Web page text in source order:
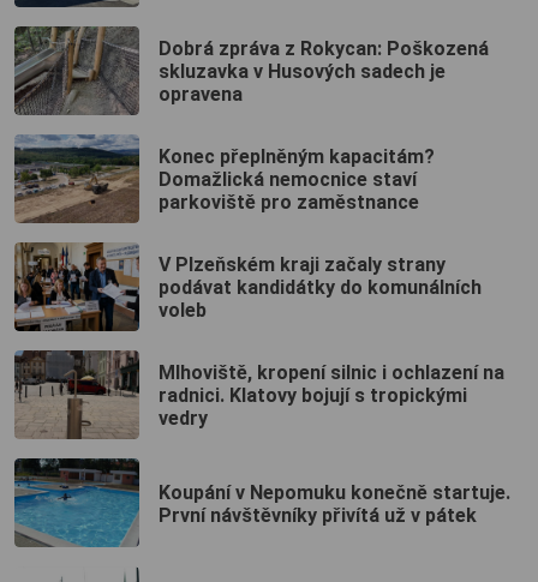
Dobrá zpráva z Rokycan: Poškozená
skluzavka v Husových sadech je
opravena
Konec přeplněným kapacitám?
Domažlická nemocnice staví
parkoviště pro zaměstnance
V Plzeňském kraji začaly strany
podávat kandidátky do komunálních
voleb
Mlhoviště, kropení silnic i ochlazení na
radnici. Klatovy bojují s tropickými
vedry
Koupání v Nepomuku konečně startuje.
První návštěvníky přivítá už v pátek